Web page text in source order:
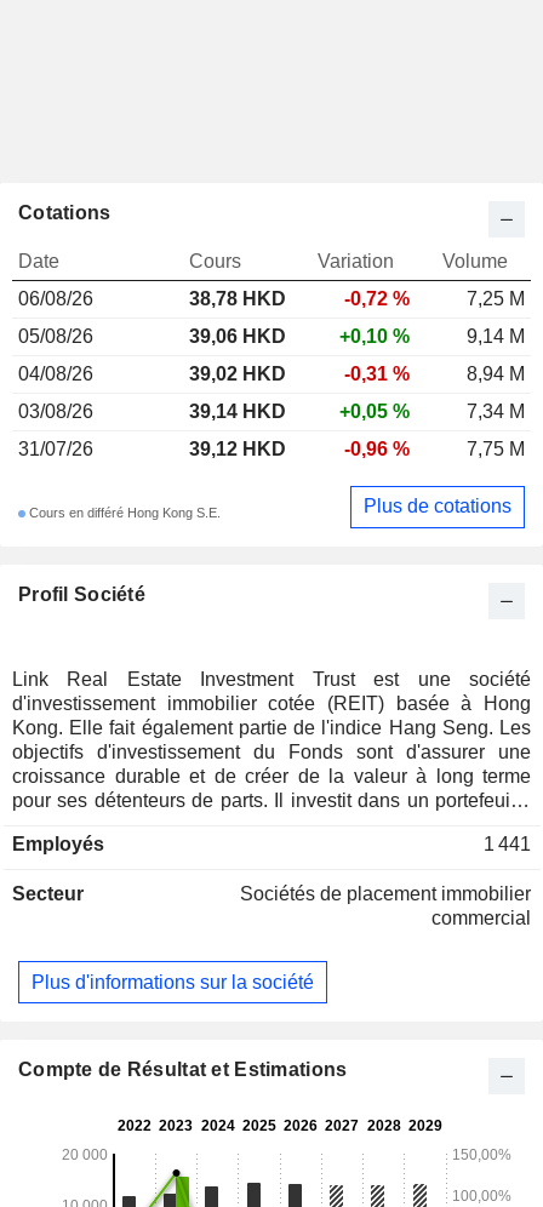
Profil Société
Link Real Estate Investment Trust est une société
d'investissement immobilier cotée (REIT) basée à Hong
Kong. Elle fait également partie de l'indice Hang Seng. Les
objectifs d'investissement du Fonds sont d'assurer une
croissance durable et de créer de la valeur à long terme
pour ses détenteurs de parts. Il investit dans un portefeuille
commerces de détail, des marchés, des parkings et des
de placement comprennent, entre autres, les centres
commerciaux « Destination » à Hong Kong, les centres
le Corporate Avenue à Shanghai. Le Fonds est géré par
Link Asset Management Limited.
Employés 1 441
Secteur
Sociétés de placement immobilier
commercial
Plus d'informations sur la société
Cotations
Date Cours Variation
Volume
06/08/26
38,78 HKD -0,72 %
7,25 M
05/08/26
39,06 HKD +0,10 %
9,14 M
04/08/26
39,02 HKD -0,31 %
8,94 M
03/08/26
39,14 HKD +0,05 %
7,34 M
31/07/26
39,12 HKD -0,96 % 7,75 M
Cours en différé Hong Kong S.E. Plus de cotations
Compte de Résultat et Estimations